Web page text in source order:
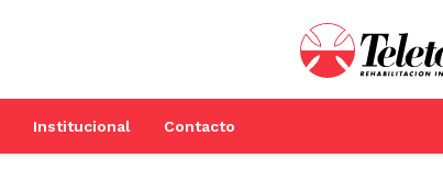
Institucional Contacto